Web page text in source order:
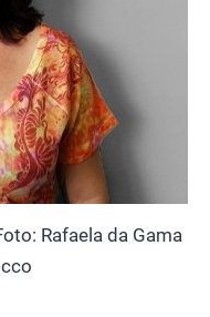
Rafaela da Gama